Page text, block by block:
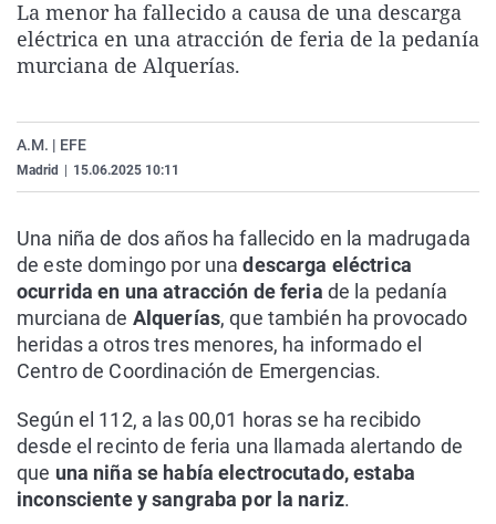
La rosa de los vientos
Gente viajera
Caso
Retornados
Extremadura
Virales
La menor ha fallecido a causa de una descarga
eléctrica en una atracción de feria de la pedanía
murciana de Alquerías.
A.M. | EFE
Madrid 15.06.2025 10:11
Una niña de dos años ha fallecido en la madrugada
de este domingo por unadescarga eléctrica
ocurrida en una atracción de feria de la pedanía
murciana de Alquerías, que también ha provocado
heridas a otros tres menores, ha informado el
Centro de Coordinación de Emergencias.
Según el 112, a las 00,01 horas se ha recibido
desde el recinto de feria una llamada alertando de
que una niña se había electrocutado, estaba
inconsciente y sangraba por la nariz.